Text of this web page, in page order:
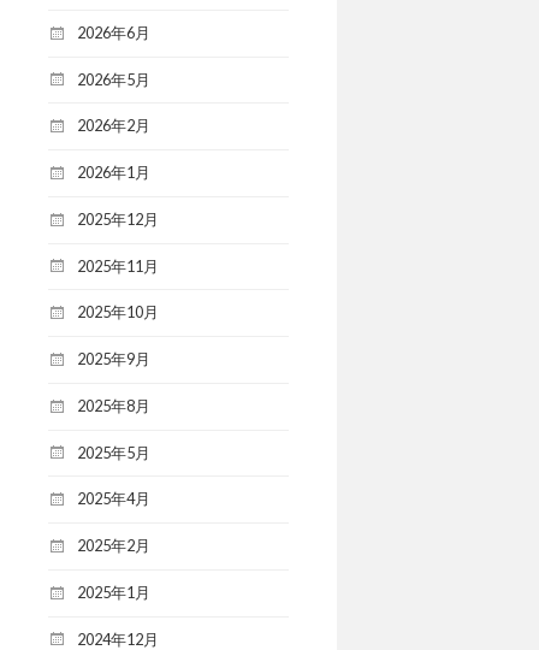
2026年6月
2026年5月
2026年2月
2026年1月
2025年12月
2025年11月
2025年10月
2025年9月
2025年8月
2025年5月
2025年4月
2025年2月
2025年1月
2024年12月